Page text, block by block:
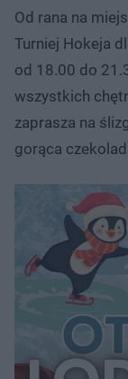
Od rana na
Turniej Hokeja
od 18.00 do
wszystkich
zaprasza na
gorąca